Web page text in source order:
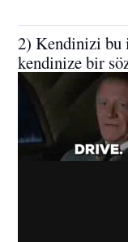
2) Kendinizi bu
kendinize bir